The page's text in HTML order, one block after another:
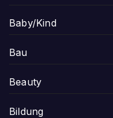
Baby/Kind
Bau
Beauty
Bildung